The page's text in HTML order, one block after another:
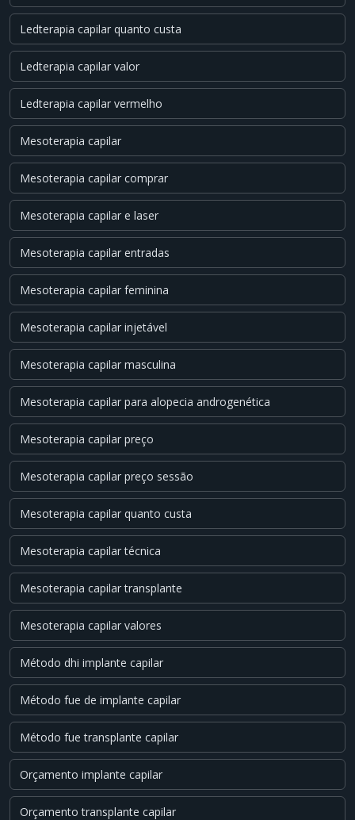
Ledterapia capilar quanto custa
Ledterapia capilar valor
Ledterapia capilar vermelho
Mesoterapia capilar
Mesoterapia capilar comprar
Mesoterapia capilar e laser
Mesoterapia capilar entradas
Mesoterapia capilar feminina
Mesoterapia capilar injetável
Mesoterapia capilar masculina
Mesoterapia capilar para alopecia androgenética
Mesoterapia capilar preço
Mesoterapia capilar preço sessão
Mesoterapia capilar quanto custa
Mesoterapia capilar técnica
Mesoterapia capilar transplante
Mesoterapia capilar valores
Método dhi implante capilar
Método fue de implante capilar
Método fue transplante capilar
Orçamento implante capilar
Orçamento transplante capilar